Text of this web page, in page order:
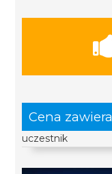
Cena zawiera
uczestnik